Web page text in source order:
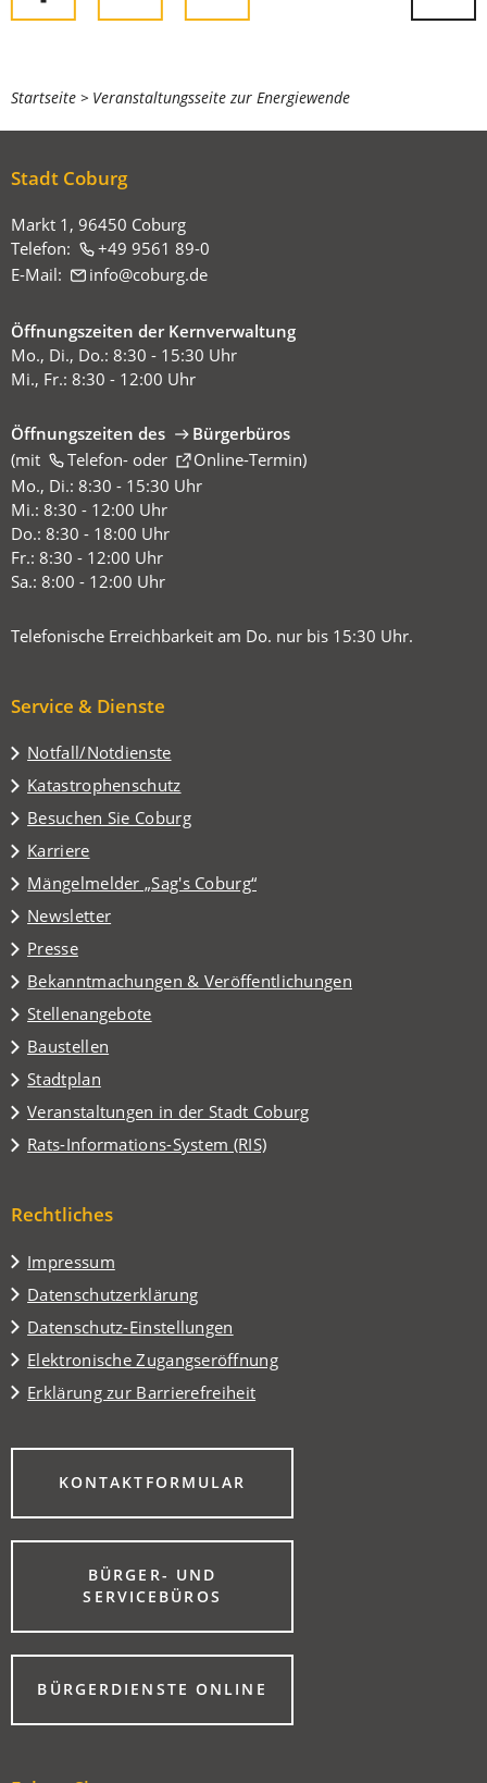
Sie
befinden
sich
Startseite Veranstaltungsseite zur Energiewende
Stadt Coburg
Markt 1, 96450 Coburg
Telefon:
+49 9561 89-0
E-Mail:
info coburg de
Öffnungszeiten der Kernverwaltung
Mo., Di., Do.: 8:30 - 15:30 Uhr
Mi., Fr.: 8:30 - 12:00 Uhr
Öffnungszeiten des
Bürgerbüros
(mit
Telefon-oder Online-Termin
(Öffnet
in
einem
neuen
Tab)
)
Mo., Di.: 8:30 - 15:30 Uhr
Mi.: 8:30 - 12:00 Uhr
Do.: 8:30 - 18:00 Uhr
Fr.: 8:30 - 12:00 Uhr
Sa.: 8:00 - 12:00 Uhr
Telefonische Erreichbarkeit am Do. nur bis 15:30 Uhr.
Service & Dienste
Notfall/Notdienste
Katastrophenschutz
Besuchen Sie Coburg
(Öffnet
in
einem
neuen
Tab)
Karriere
Mängelmelder „Sag's Coburg“
(Öffnet
in
einem
neuen
Tab)
Newsletter
Presse
Bekanntmachungen & Veröffentlichungen
Stellenangebote
Baustellen
Stadtplan
(Öffnet
in
einem
neuen
Veranstaltungen in der Stadt Coburg
(Öffnet
in
einem
Tab)
Rats-Informations-System (RIS)
(Öffnet
neuen
Rechtliches
Impressum
Datenschutzerklärung
Datenschutz-Einstellungen
Elektronische Zugangseröffnung
Erklärung zur Barrierefreiheit
KONTAKTFORMULAR
(ÖFFNET
EINEM
NEUEN
BÜRGER- UND
SERVICEBÜROS
(ÖFFNET
EINEM
NEUEN
TAB)BÜRGERDIENSTE ONLINE
(ÖFFNET
EINEM